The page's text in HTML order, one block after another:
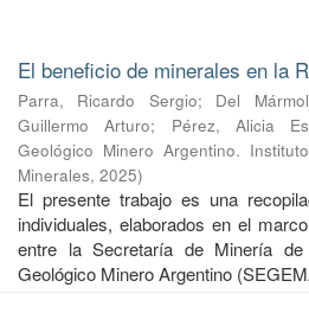
El beneficio de minerales en la
Parra, Ricardo Sergio; Del
Guillermo Arturo; Pérez, Alicia
Geológico Minero Argentino.
Minerales, 2025)
El presente trabajo es una
individuales, elaborados en el
entre la Secretaría de Minería
Geológico Minero Argentino